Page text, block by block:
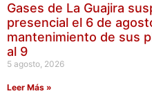
Gases de La Guajira
presencial el 6 de
mantenimiento de sus
al 9
5 agosto, 2026
Leer Más »